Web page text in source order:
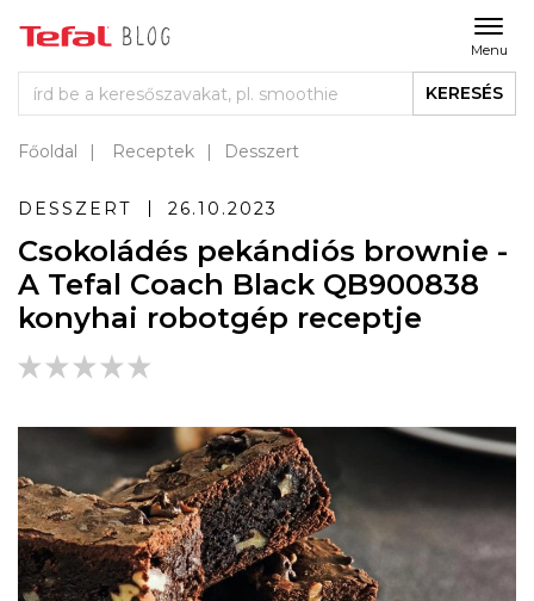
Menu
KERESÉS
Főoldal Receptek Desszert
DESSZERT 26.10.2023
Csokoládés pekándiós brownie -
A Tefal Coach Black QB900838
konyhai robotgép receptje